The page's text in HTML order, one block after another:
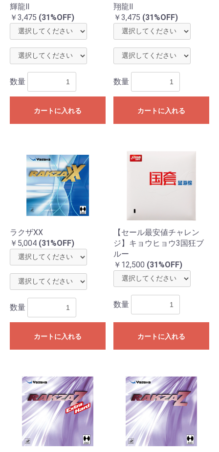
輝龍Ⅱ
￥3,475 (31%OFF)
数量
カートに入れる
翔龍Ⅱ
￥3,475 (31%OFF)
数量
カートに入れる
ラクザXX
￥5,004 (31%OFF)
数量
カートに入れる
【セール最安値チャレン
ジ】キョウヒョウ3国狂ブ
ルー
￥12,500 (31%OFF)
数量
カートに入れる